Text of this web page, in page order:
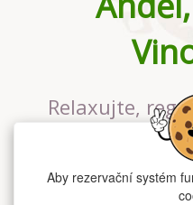
Relaxujte,
se v
Aby rezervační systém